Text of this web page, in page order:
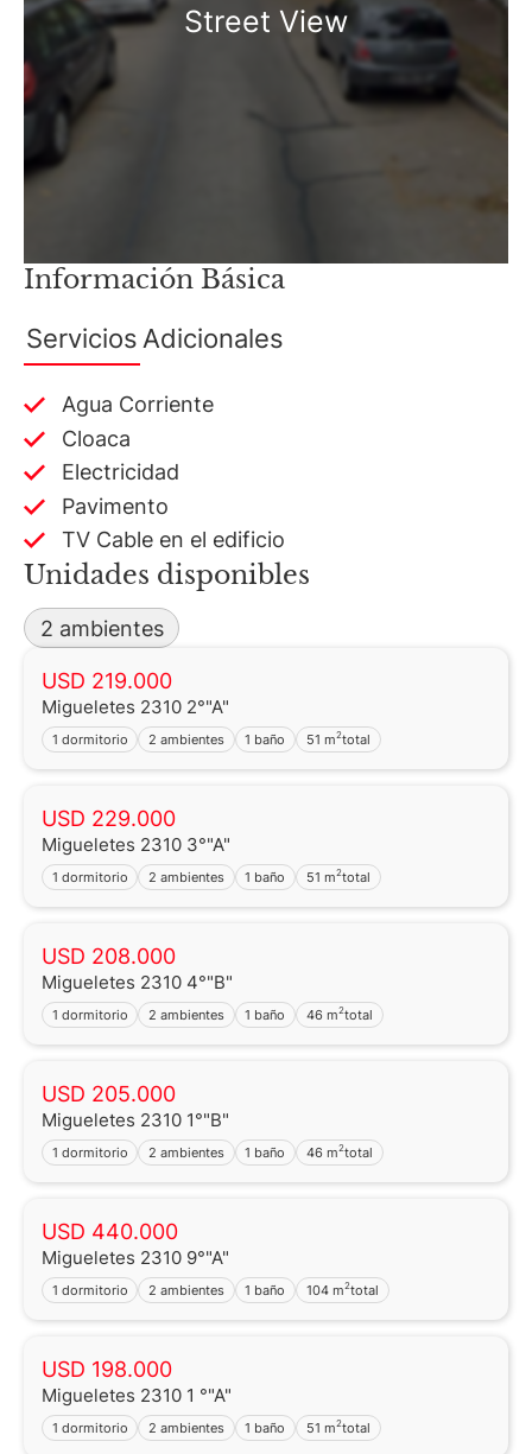
Street View
Información Básica
Servicios Adicionales
Agua Corriente
Cloaca
Electricidad
Pavimento
TV Cable en el edificio
Unidades disponibles
2 ambientes
USD 219.000
Migueletes 2310 2°"A"
1 dormitorio 2 ambientes 1 baño 51 m2total
USD 229.000
Migueletes 2310 3°"A"
1 dormitorio 2 ambientes 1 baño 51 m2total
USD 208.000
Migueletes 2310 4°"B"
1 dormitorio 2 ambientes 1 baño 46 m2total
USD 205.000
Migueletes 2310 1°"B"
1 dormitorio 2 ambientes 1 baño 46 m2total
USD 440.000
Migueletes 2310 9°"A"
1 dormitorio 2 ambientes 1 baño 104 m2total
USD 198.000
Migueletes 2310 1 °"A"
1 dormitorio 2 ambientes 1 baño 51 m2total